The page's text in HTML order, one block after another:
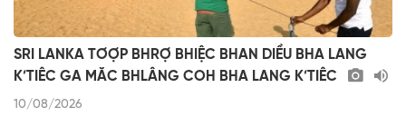
SRI LANKA TƠỢP BHRỢ BHIỆC BHAN DIỀU BHA LANG
K’TIÊC GA MĂC BHLÂNG COH BHA LANG K’TIÊC
10/08/2026